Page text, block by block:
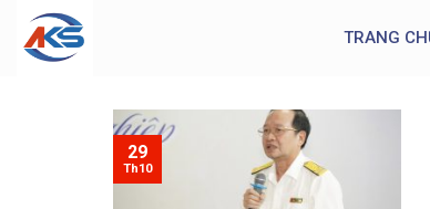
TRANG
29
Th10